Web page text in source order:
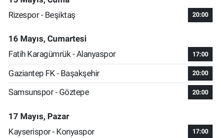
Rizespor - Beşiktaş
20:00
16 Mayıs, Cumartesi
Fatih Karagümrük - Alanyaspor
17:00
Gaziantep FK - Başakşehir 20:00
Samsunspor - Göztepe 20:00
17 Mayıs, Pazar
Kayserispor - Konyaspor
17:00